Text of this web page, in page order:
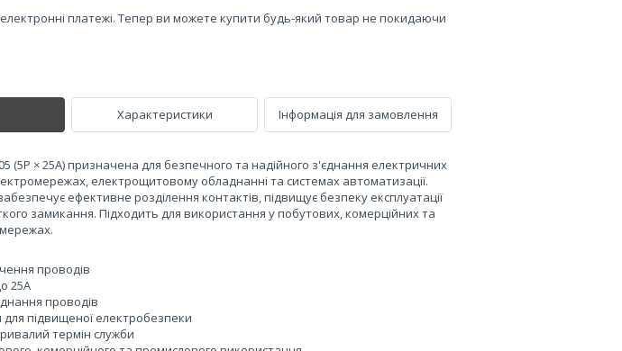
електронні платежі. Тепер ви можете купити будь-який товар не покидаючи
Характеристики Інформація для замовлення
(5P × 25A) призначена для безпечного та надійного з'єднання електричних
електрощитовому обладнанні та системах автоматизації.
ефективне розділення контактів, підвищує безпеку експлуатації
замикання. Підходить для використання у побутових, комерційних та
проводів
25А
проводів
для підвищеної електробезпеки
термін служби